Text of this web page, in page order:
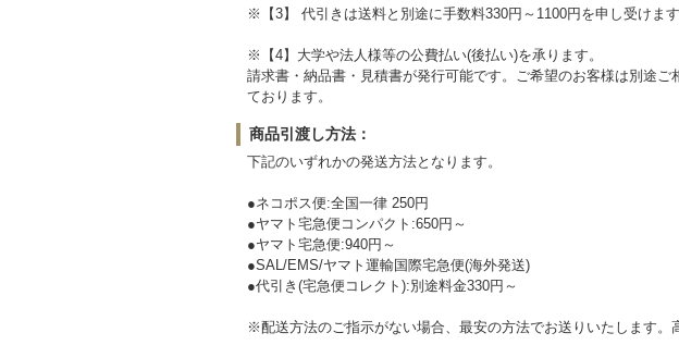
※【3】 代引きは送料と別途に手数料330円～1100円を申し受けます
※【4】大学や法人様等の公費払い(後払い)を承ります。
請求書・納品書・見積書が発行可能です。ご希望のお客様は別途
ております。
商品引渡し方法：
下記のいずれかの発送方法となります。
●ネコポス便:全国一律 250円
●ヤマト宅急便コンパクト:650円～
●ヤマト宅急便:940円～
●SAL/EMS/ヤマト運輸国際宅急便(海外発送)
●代引き(宅急便コレクト):別途料金330円～
※配送方法のご指示がない場合、最安の方法でお送りいたします